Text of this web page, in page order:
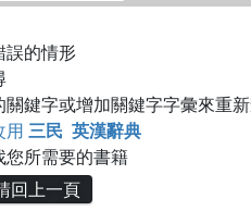
誤的情形
鍵字或增加關鍵字字彙來重
用 三民 英漢辭典
所需要的書籍
回上一頁